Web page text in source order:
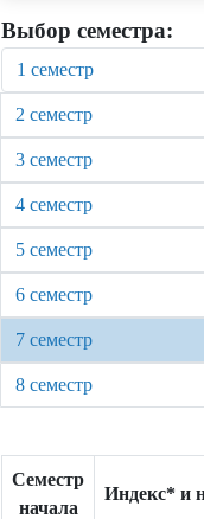
Выбор семестра:
1 семестр
2 семестр
3 семестр
4 семестр
5 семестр
6 семестр
7 семестр
8 семестр
Семестр
начала
Индекс* и